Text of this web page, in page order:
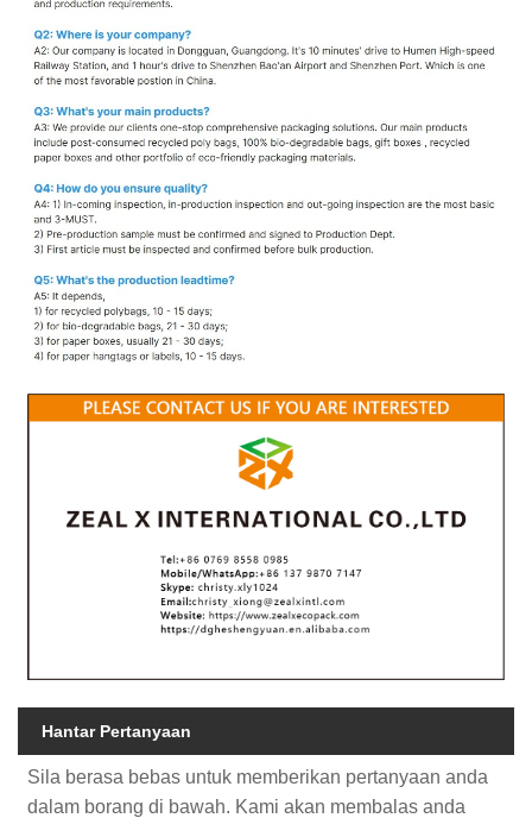
Hantar Pertanyaan
Sila berasa bebas untuk memberikan pertanyaan anda
dalam borang di bawah. Kami akan membalas anda